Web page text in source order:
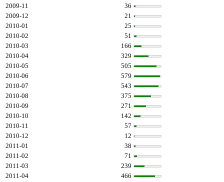
2009-11
36
2009-12
21
2010-01
25
2010-02
51
2010-03
166
2010-04
329
2010-05
505
2010-06
579
2010-07
543
2010-08
375
2010-09
271
2010-10
142
2010-11
57
2010-12
12
2011-01
38
2011-02
71
2011-03
239
2011-04
466